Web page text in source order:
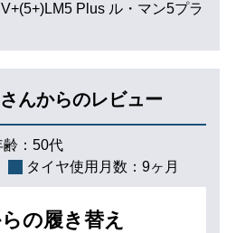
Plus ル・マン5プラ
さんからのレビュー
： 50代
タイヤ使用月数： 9ヶ月
の履き替え